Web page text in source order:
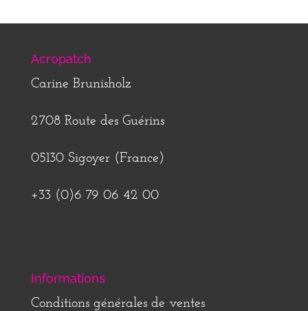
Acropatch
Carine Brunisholz
2708 Route des Guérins
05130 Sigoyer (France)
+33 (0)6 79 06 42 00
Informations
Conditions générales de ventes